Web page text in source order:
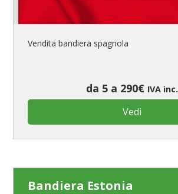
Vendita bandiera spagnola
da 5 a 290€ IVA inc.
Vedi
Bandiera Estonia